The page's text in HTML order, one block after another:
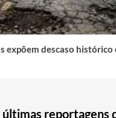
expõem descaso histórico
reportagens